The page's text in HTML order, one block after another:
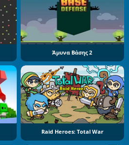
Άμυνα Βάσης 2
Raid Heroes: Total War